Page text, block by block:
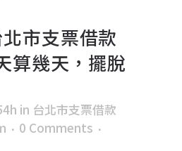
北市支票借款
算幾天，擺脫
in 台北市支票借款
0 Comments